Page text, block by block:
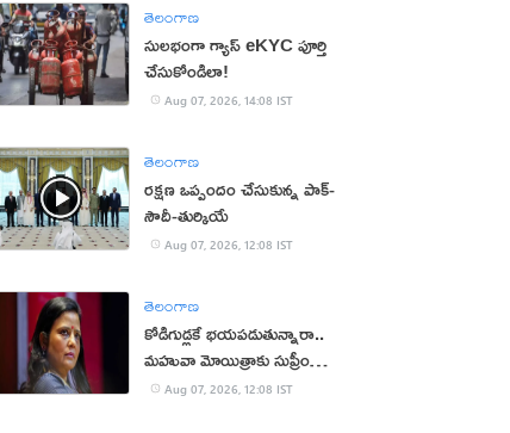
తెలంగాణ
సులభంగా గ్యాస్ eKYC పూర్తి
చేసుకోండిలా!
Aug 07, 2026, 14:08 IST
తెలంగాణ
రక్షణ ఒప్పందం చేసుకున్న పాక్‌-
సౌదీ-తుర్కియే
Aug 07, 2026, 12:08 IST
తెలంగాణ
కోడిగుడ్లకే భయపడుతున్నారా..
మహువా మోయిత్రాకు సుప్రీం
చురకలు
Aug 07, 2026, 12:08 IST